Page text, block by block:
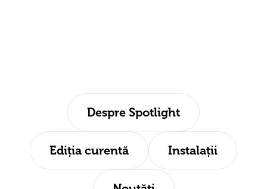
Despre Spotlight
Ediția curentă Instalații